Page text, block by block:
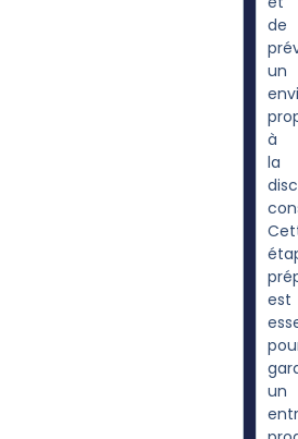
de
un
à
la
est
un